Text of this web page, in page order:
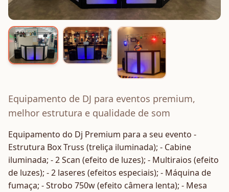
Equipamento de DJ para eventos premium,
melhor estrutura e qualidade de som
Equipamento do Dj Premium para a seu evento -
Estrutura Box Truss (treliça iluminada); - Cabine
iluminada; - 2 Scan (efeito de luzes); - Multiraios (efeito
de luzes); - 2 laseres (efeitos especiais); - Máquina de
fumaça; - Strobo 750w (efeito câmera lenta); - Mesa